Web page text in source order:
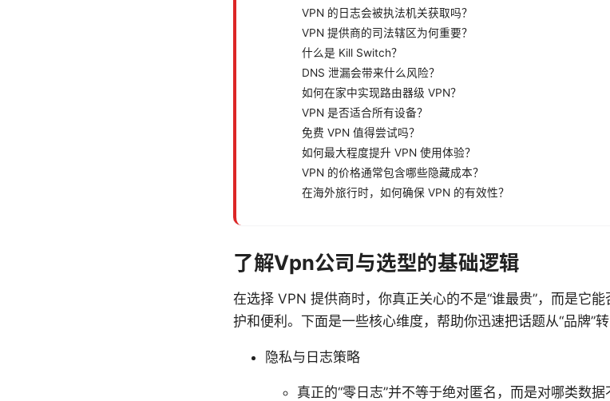
VPN 的日志会被执法机关获取吗？
VPN 提供商的司法辖区为何重要？
什么是 Kill Switch？
DNS 泄漏会带来什么风险？
如何在家中实现路由器级 VPN？
VPN 是否适合所有设备？
免费 VPN 值得尝试吗？
如何最大程度提升 VPN 使用体验？
VPN 的价格通常包含哪些隐藏成本？
在海外旅行时，如何确保 VPN 的有效性？
了解Vpn公司与选型的基础逻辑
在选择 VPN 提供商时，你真正关心的不是“谁最贵”，而是它
护和便利。下面是一些核心维度，帮助你迅速把话题从“品牌”转
隐私与日志策略
真正的“零日志”并不等于绝对匿名，而是对哪类数